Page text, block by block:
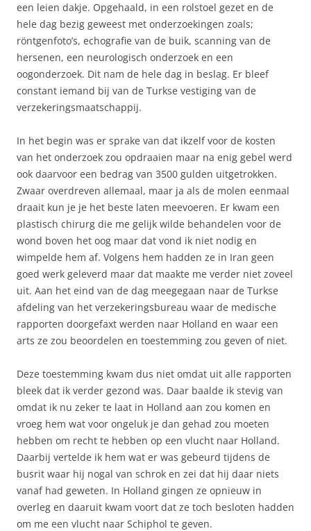
een leien dakje. Opgehaald, in een rolstoel gezet en de
hele dag bezig geweest met onderzoekingen zoals;
röntgenfoto’s, echografie van de buik, scanning van de
hersenen, een neurologisch onderzoek en een
oogonderzoek. Dit nam de hele dag in beslag. Er bleef
constant iemand bij van de Turkse vestiging van de
verzekeringsmaatschappij.
In het begin was er sprake van dat ikzelf voor de kosten
van het onderzoek zou opdraaien maar na enig gebel werd
ook daarvoor een bedrag van 3500 gulden uitgetrokken.
Zwaar overdreven allemaal, maar ja als de molen eenmaal
draait kun je je het beste laten meevoeren. Er kwam een
plastisch chirurg die me gelijk wilde behandelen voor de
wond boven het oog maar dat vond ik niet nodig en
wimpelde hem af. Volgens hem hadden ze in Iran geen
goed werk geleverd maar dat maakte me verder niet zoveel
uit. Aan het eind van de dag meegegaan naar de Turkse
afdeling van het verzekeringsbureau waar de medische
rapporten doorgefaxt werden naar Holland en waar een
arts ze zou beoordelen en toestemming zou geven of niet.
Deze toestemming kwam dus niet omdat uit alle rapporten
bleek dat ik verder gezond was. Daar baalde ik stevig van
omdat ik nu zeker te laat in Holland aan zou komen en
vroeg hem wat voor ongeluk je dan gehad zou moeten
hebben om recht te hebben op een vlucht naar Holland.
Daarbij vertelde ik hem wat er was gebeurd tijdens de
busrit waar hij nogal van schrok en zei dat hij daar niets
vanaf had geweten. In Holland gingen ze opnieuw in
overleg en daaruit kwam voort dat ze toch besloten hadden
om me een vlucht naar Schiphol te geven.